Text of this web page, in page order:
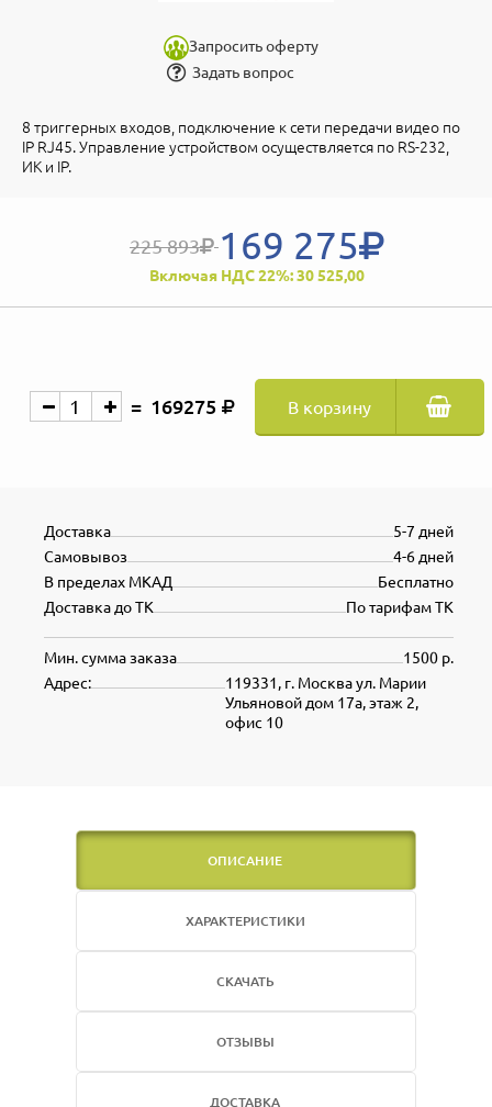
Запросить оферту
Задать вопрос
8 триггерных входов, подключение к сети передачи видео по
IP RJ45. Управление устройством осуществляется по RS-232,
ИК и IP.
225 893 169 275
Включая НДС 22%: 30 525,00
169275 В корзину
5-7 дней
Доставка
4-6 дней
Самовывоз
Бесплатно
В пределах МКАД
По тарифам ТК
Доставка до ТК
1500 р.
Мин. сумма заказа
119331, г. Москва ул. Марии
Ульяновой дом 17а, этаж 2,
офис 10
Адрес:
ОПИСАНИЕ
ХАРАКТЕРИСТИКИ
СКАЧАТЬ
ОТЗЫВЫ
ДОСТАВКА